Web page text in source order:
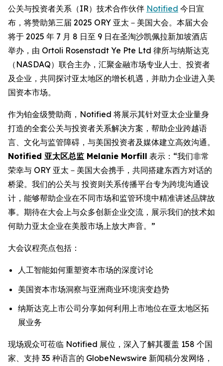
公关与投资者关系（IR）技术合作伙伴 Notified 今日宣
布，将赞助第三届 2025 ORY 亚太－美国大会。本届大会
将于 2025 年 7 月 8 日至 9 日在圣淘沙凯佩拉新加坡酒店
举办，由 Ortoli Rosenstadt Ye Pte Ltd 律所与纳斯达克
（NASDAQ）联合主办，汇聚金融市场专业人士、投资者
及企业，共同探讨亚太地区的增长机遇，并助力企业进入美
国资本市场。
作为铂金级赞助商，Notified 将展示其针对亚太企业量身
打造的全套公关与投资者关系解决方案，帮助企业跨越语
言、文化与监管障碍，与美国投资者及媒体建立高效沟通。
Notified 亚太区总监 Melanie Morfill 表示：“我们非常
荣幸与 ORY 亚太－美国大会携手，共同搭建东西方对话的
桥梁。我们的公关与 投资则关系传播平台专为跨境沟通设
计，能够帮助企业在不同市场和监管环境中精准讲述品牌故
事。期待在大会上与众多创新企业交流，展示我们的技术如
何助力亚太企业在美股市场上放大声音。”
大会议程亮点包括：
人工智能如何重塑资本市场的深度讨论
美国资本市场洞察与亚洲商业环境演变趋势
纳斯达克上市公司分享如何利用上市地位在亚太地区拓
展业务
现场观众可莅临 Notified 展位，深入了解其覆盖 158 个国
家、支持 35 种语言的 GlobeNewswire 新闻稿分发网络，